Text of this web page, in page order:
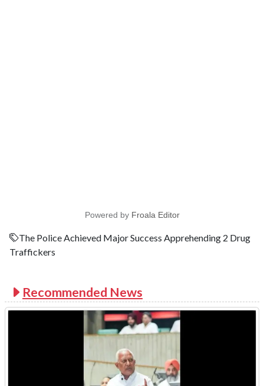
Powered by Froala Editor
The Police Achieved Major Success Apprehending 2 Drug
Traffickers
Recommended News